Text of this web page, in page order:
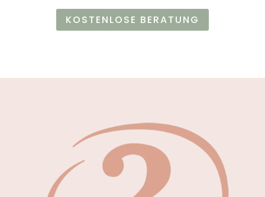
KOSTENLOSE BERATUNG